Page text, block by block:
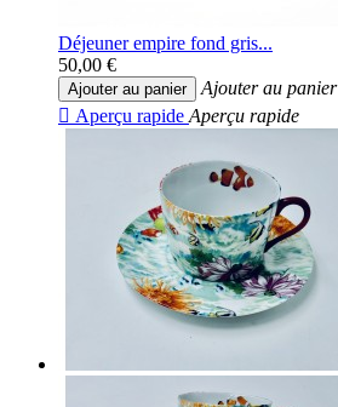
Déjeuner empire fond gris...
50,00 €
Ajouter au panier
Ajouter au panier
 Aperçu rapide Aperçu rapide